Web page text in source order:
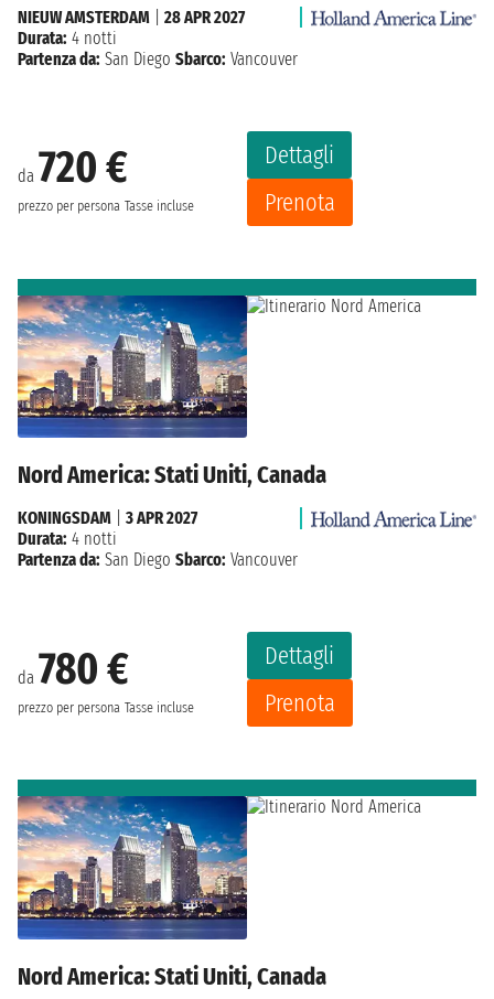
da 720 €
prezzo per persona Tasse incluse
Dettagli
Prenota
NIEUW AMSTERDAM
28 APR 2027
Durata: 4 notti
Partenza da: San Diego Sbarco: Vancouver
Nord America: Stati Uniti, Canada
da 780 €
prezzo per persona Tasse incluse
Dettagli
Prenota
KONINGSDAM
3 APR 2027
Durata: 4 notti
Partenza da: San Diego Sbarco: Vancouver
Nord America: Stati Uniti, Canada